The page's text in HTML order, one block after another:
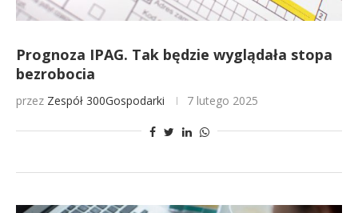
Prognoza IPAG. Tak będzie wyglądała stopa
bezrobocia
przez Zespół 300Gospodarki 7 lutego 2025